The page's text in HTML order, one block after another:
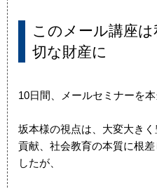
このメール講座
切な財産に
10日間、メールセミナーを
坂本様の視点は、大変大き
貢献、社会教育の本質に根
したが、